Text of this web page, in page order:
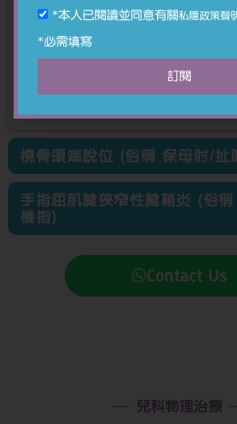
韌帶
伸展腳趾筋腱及足弓
仍在發育階段的孩童可定期做足
跟進腳部足弓的發展情況
維持正常體重，避免因而導致雙
橈骨頭端脫位 (俗稱 保母肘/扯
手指屈肌腱狹窄性腱鞘炎 (俗
機指)
Contact Us
兒科物理治療
*本人已閱讀並同意有關私隱政策聲
*必需填寫
訂閱